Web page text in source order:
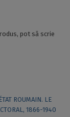
pot să scrie